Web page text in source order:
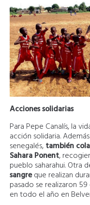
Acciones solidarias
Para Pepe Canalís, la
acción solidaria.
senegalés,también
Sahara Ponent,
pueblo saharahui. Otra
sangreque realizan
pasado se realizaron
en todo el año en